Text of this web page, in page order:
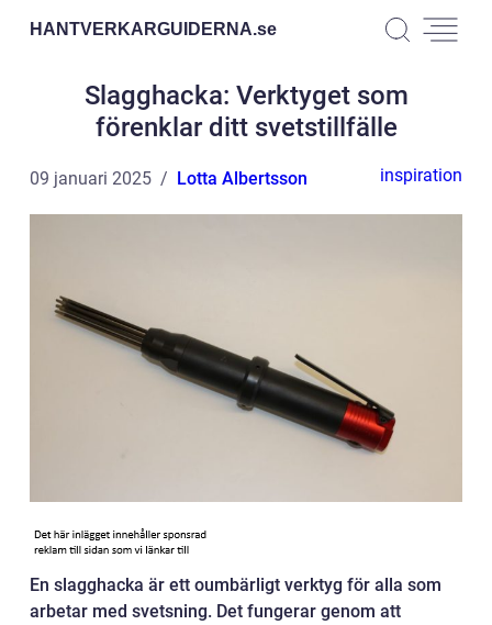
HANTVERKARGUIDERNA.se
Slagghacka: Verktyget som
förenklar ditt svetstillfälle
09 januari 2025 Lotta Albertsson inspiration
En slagghacka är ett oumbärligt verktyg för alla som
arbetar med svetsning. Det fungerar genom att